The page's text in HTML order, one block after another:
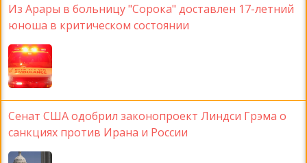
Из Арары в больницу "Сорока" доставлен 17-летний
юноша в критическом состоянии
Сенат США одобрил законопроект Линдси Грэма о
санкциях против Ирана и России